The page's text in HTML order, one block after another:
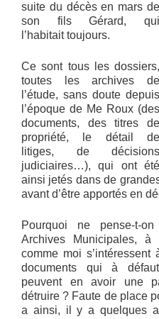
suite du décès en mars de
son fils Gérard, qui
l’habitait toujours.
Ce sont tous les dossiers,
toutes les archives de
l’étude, sans doute depuis
l’époque de Me Roux (des
documents, des titres de
propriété, le détail de
litiges, de décisions
judiciaires…), qui ont été
ainsi jetés dans de
avant d’être apportés en
Pourquoi ne pense-t-
Archives Municipales,
comme moi
documents qui à
peuvent en avoir une
détruire ? Faute de place
a ainsi, il y a quelques